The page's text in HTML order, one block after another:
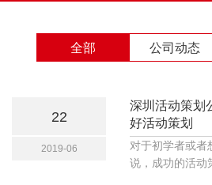
全部 公司动态
22
2019-06
深圳活动策划
好活动策划
对于初学者或者
说，成功的活动